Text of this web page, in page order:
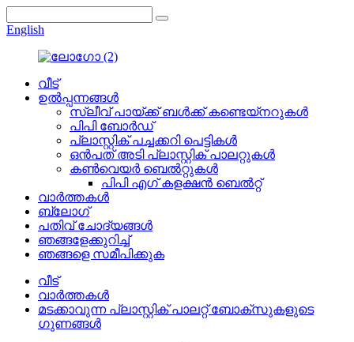
English
വീട്
ഉൽപ്പന്നങ്ങൾ
സ്ലീവ് പായ്ക്ക് ബൾക്ക് കണ്ടെയ്നറുകൾ
പിപി ബോർഡ്
പ്ലാസ്റ്റിക് പച്ചക്കറി പെട്ടികൾ
ഒൻപത് അടി പ്ലാസ്റ്റിക് പാലറ്റുകൾ
കൺവെയർ ബെൽറ്റുകൾ
പിപി എഗ് കളക്ഷൻ ബെൽറ്റ്
വാർത്തകൾ
ബ്ലോഗ്
പതിവ് ചോദ്യങ്ങൾ
ഞങ്ങളേക്കുറിച്ച്
ഞങ്ങളെ സമീപിക്കുക
വീട്
വാർത്തകൾ
മടക്കാവുന്ന പ്ലാസ്റ്റിക് പാലറ്റ് ബോക്സുകളുടെ
ഗുണങ്ങൾ